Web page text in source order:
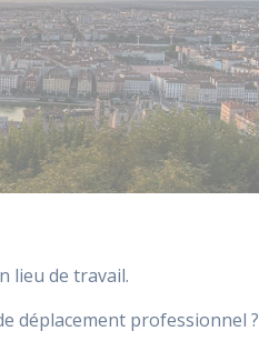
lieu de travail.
déplacement professionnel ?